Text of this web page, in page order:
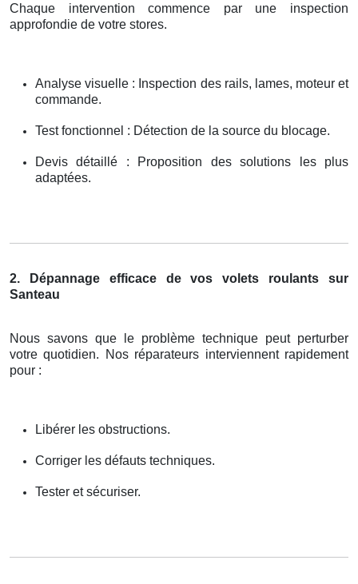
Chaque intervention commence par une inspection
approfondie de votre stores.
Analyse visuelle : Inspection des rails, lames, moteur et
commande.
Test fonctionnel : Détection de la source du blocage.
Devis détaillé : Proposition des solutions les plus
adaptées.
2. Dépannage efficace de vos volets roulants sur
Santeau
Nous savons que le problème technique peut perturber
votre quotidien. Nos réparateurs interviennent rapidement
pour :
Libérer les obstructions.
Corriger les défauts techniques.
Tester et sécuriser.